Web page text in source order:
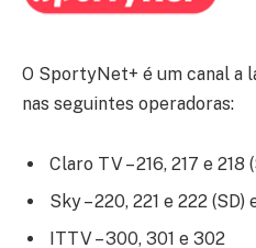
O SportyNet+ é um canal a
nas seguintes operadoras:
Claro TV – 216, 217 e 218
Sky – 220, 221 e 222
ITTV – 300, 301 e 302